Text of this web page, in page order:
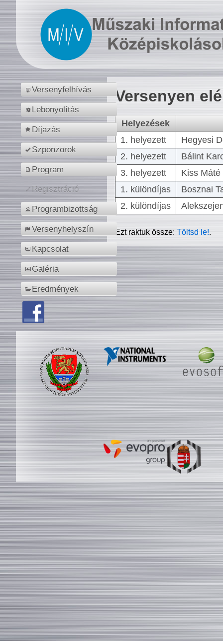
Versenyfelhívás
Lebonyolítás
Díjazás
Szponzorok
Program
Regisztráció
Programbizottság
Versenyhelyszín
Kapcsolat
Galéria
Eredmények
Versenyen
Helyezések
1. helyezett
Hegyesi
2. helyezett
Bálint
3. helyezett
Kiss
1. különdíjas
Bosznai
2. különdíjas
Ezt raktuk össze:Töltsd le!.